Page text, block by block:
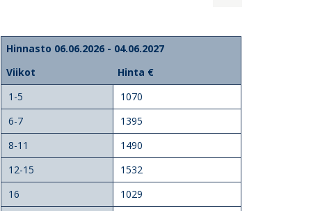
Hinnasto 06.06.2026 - 04.06.2027
Viikot
Hinta €
1-5
1070
6-7
1395
8-11
1490
12-15
1532
16
1029